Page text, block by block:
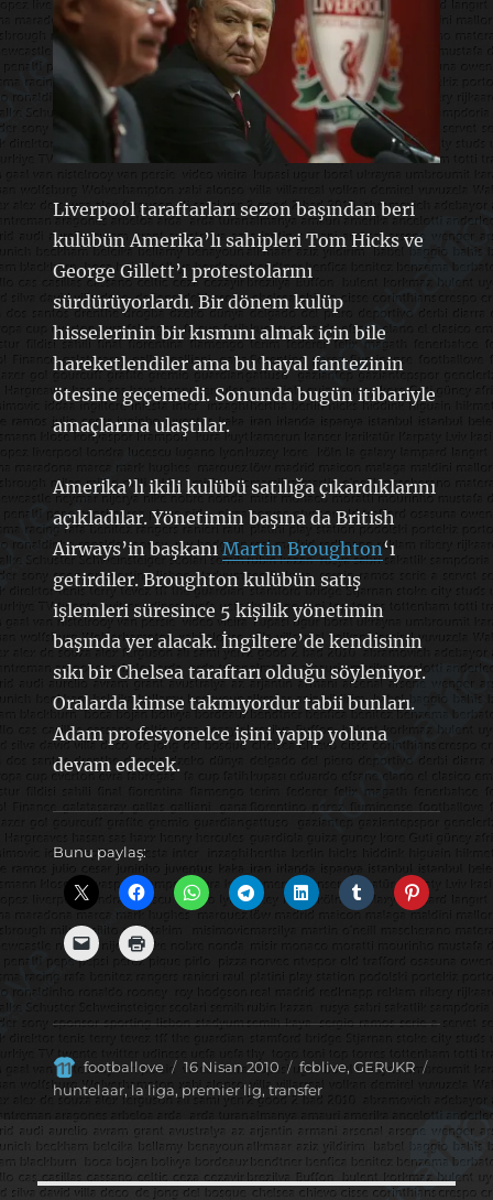
Liverpool taraftarları sezon başından beri
kulübün Amerika’lı sahipleri Tom Hicks ve
George Gillett’ı protestolarını
sürdürüyorlardı. Bir dönem kulüp
hisselerinin bir kısmını almak için bile
hareketlendiler ama bu hayal fantezinin
ötesine geçemedi. Sonunda bugün itibariyle
amaçlarına ulaştılar.
Amerika’lı ikili kulübü satılığa çıkardıklarını
açıkladılar. Yönetimin başına da British
Airways’in başkanı Martin Broughton‘ı
getirdiler. Broughton kulübün satış
işlemleri süresince 5 kişilik yönetimin
başında yer alacak. İngiltere’de kendisinin
sıkı bir Chelsea taraftarı olduğu söyleniyor.
Oralarda kimse takmıyordur tabii bunları.
Adam profesyonelce işini yapıp yoluna
devam edecek.
Bunu paylaş:
Yazar
footballove
Yayın
tarihi
16 Nisan 2010 Kategoriler
fcblive, GERUKR
huntelaar, la liga, premier lig, transfer